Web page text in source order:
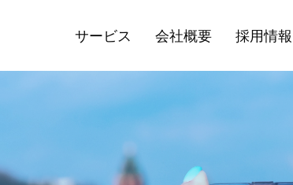
サービス 会社概要 採用情報